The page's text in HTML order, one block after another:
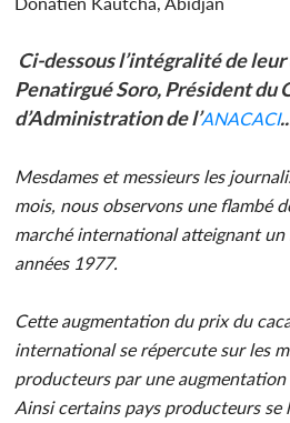
Ci-dessous l’intégralité de
Penatirgué Soro, Président du
d’Administration de l’ANACACI
Mesdames et messieurs les
mois, nous observons une flambé
marché international atteignant un
années 1977.
Cette augmentation du prix du
international se répercute sur les
producteurs par une
Ainsi certains pays producteurs